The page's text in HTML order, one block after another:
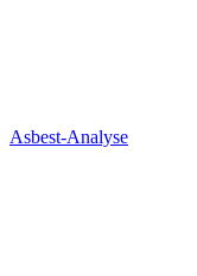
Asbest-Analyse